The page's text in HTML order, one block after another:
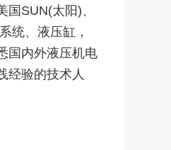
SUN(太阳)、
统、液压缸，
国内外液压机电
经验的技术人